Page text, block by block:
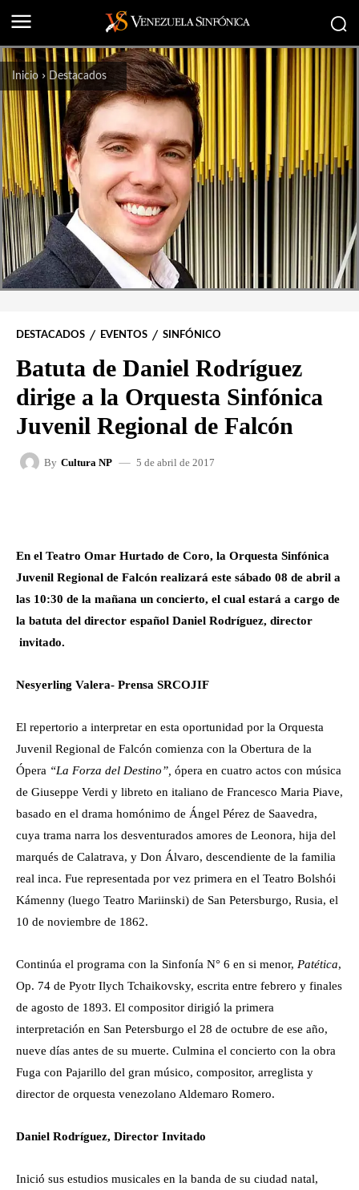
Inicio Destacados
DESTACADOS EVENTOS SINFÓNICO
Batuta de Daniel Rodríguez
dirige a la Orquesta Sinfónica
Juvenil Regional de Falcón
By Cultura NP 5 de abril de 2017
En el Teatro Omar Hurtado de Coro, la Orquesta Sinfónica
Juvenil Regional de Falcón realizará este sábado 08 de abril a
las 10:30 de la mañana un concierto, el cual estará a cargo de
la batuta del director español Daniel Rodríguez, director
invitado.
Nesyerling Valera- Prensa SRCOJIF
El repertorio a interpretar en esta oportunidad por la Orquesta
Juvenil Regional de Falcón comienza con la Obertura de la
Ópera “La Forza del Destino”, ópera en cuatro actos con música
de Giuseppe Verdi y libreto en italiano de Francesco Maria Piave,
basado en el drama homónimo de Ángel Pérez de Saavedra,
cuya trama narra los desventurados amores de Leonora, hija del
marqués de Calatrava, y Don Álvaro, descendiente de la familia
real inca. Fue representada por vez primera en el Teatro Bolshói
Kámenny (luego Teatro Mariinski) de San Petersburgo, Rusia, el
10 de noviembre de 1862.
Continúa el programa con la Sinfonía N° 6 en si menor, Patética,
Op. 74 de Pyotr Ilych Tchaikovsky, escrita entre febrero y finales
de agosto de 1893. El compositor dirigió la primera
interpretación en San Petersburgo el 28 de octubre de ese año,
nueve días antes de su muerte. Culmina el concierto con la obra
Fuga con Pajarillo del gran músico, compositor, arreglista y
director de orquesta venezolano Aldemaro Romero.
Daniel Rodríguez, Director Invitado
Inició sus estudios musicales en la banda de su ciudad natal,